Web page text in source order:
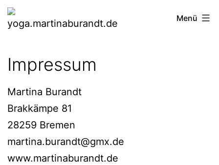
Zum
Inhalt
yoga.martinaburandt.de Menü
Impressum
Martina Burandt
Brakkämpe 81
28259 Bremen
martina.burandt@gmx.de
www.martinaburandt.de